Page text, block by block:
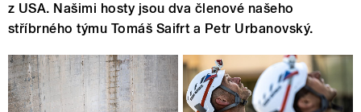
z USA. Našimi hosty jsou dva členové našeho
stříbrného týmu Tomáš Saifrt a Petr Urbanovský.